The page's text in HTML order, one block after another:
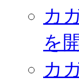
カ
を
カ